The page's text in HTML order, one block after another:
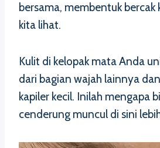
bersama, membentuk bercak
kita lihat.
Kulit di kelopak mata Anda
dari bagian wajah lainnya
kapiler kecil. Inilah mengapa
cenderung muncul di sini